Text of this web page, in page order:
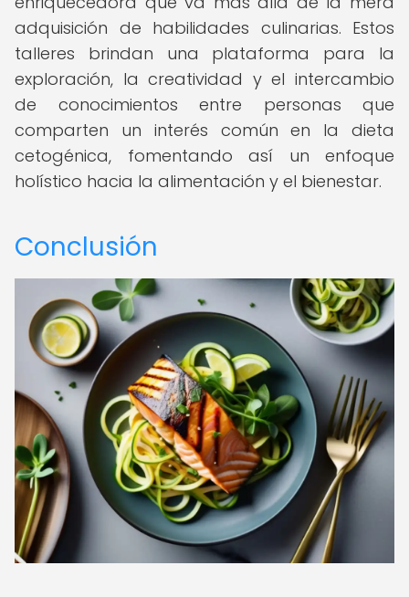
adquisición de habilidades culinarias. Estos
talleres brindan una plataforma para la
exploración, la creatividad y el intercambio
de conocimientos entre personas que
comparten un interés común en la dieta
cetogénica, fomentando así un enfoque
holístico hacia la alimentación y el bienestar.
Conclusión